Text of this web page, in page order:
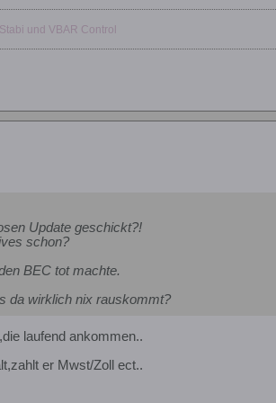
und VBAR Control
Update geschickt?!
schon?
BEC tot machte.
da wirklich nix rauskommt?
laufend ankommen..
er Mwst/Zoll ect..